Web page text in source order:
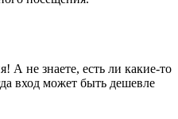
не знаете, есть ли какие-то
вход может быть дешевле